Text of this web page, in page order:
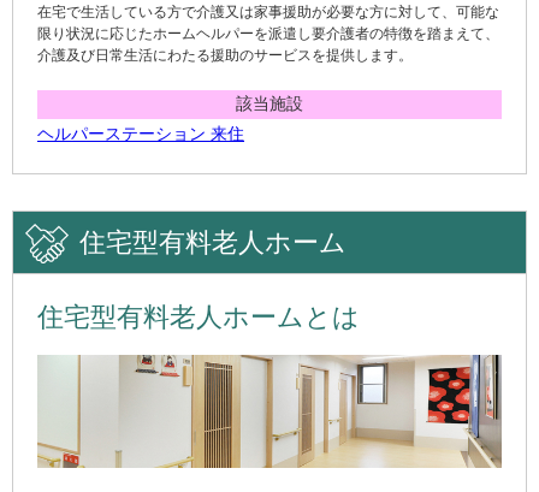
在宅で生活している方で介護又は家事援助が必要な方に対して、可能な
限り状況に応じたホームヘルパーを派遣し要介護者の特徴を踏まえて、
介護及び日常生活にわたる援助のサービスを提供します。
該当施設
ヘルパーステーション 来住
住宅型有料老人ホーム
住宅型有料老人ホームとは